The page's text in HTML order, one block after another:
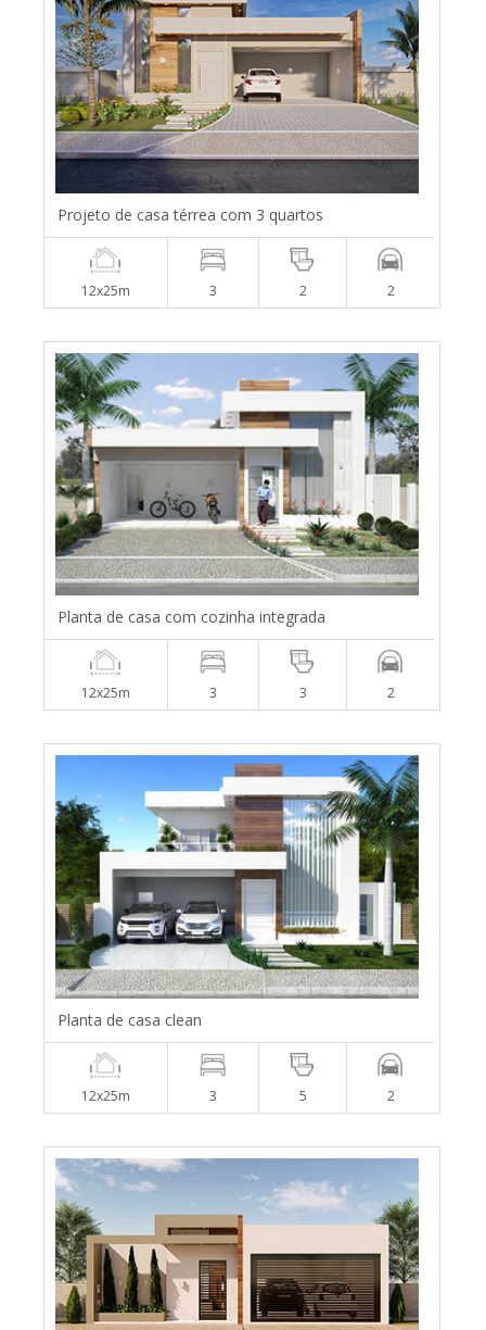
Projeto de casa térrea com 3 quartos
12x25m 3 2 2
Planta de casa com cozinha integrada
12x25m 3 3 2
Planta de casa clean
12x25m 3 5 2